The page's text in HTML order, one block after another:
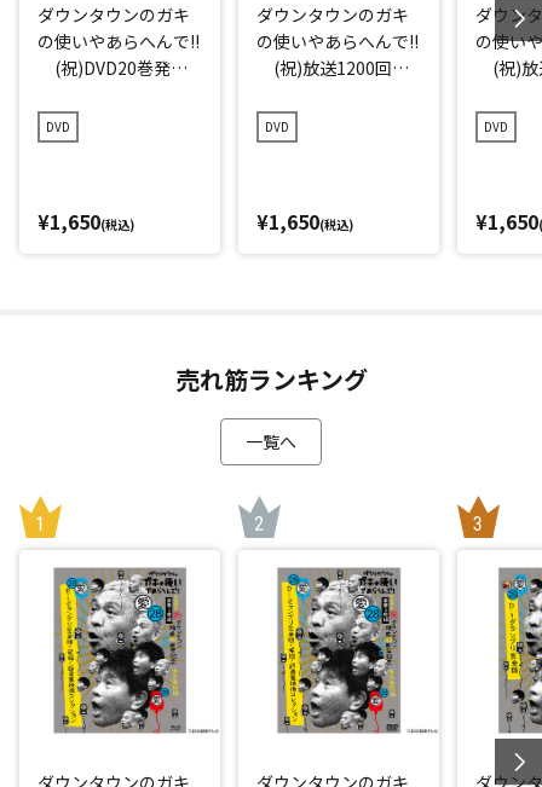
ダウンタウンのガキ
の使いやあらへんで!!
(祝)DVD20巻発売
(罰) 絶対に笑っ
てはいけない地球防
DVD
¥1,650(税込)
ダウンタウンのガキ
の使いやあらへんで!!
(祝)放送1200回突
存版(21) (罰) 絶対
に笑ってはいけない
DVD
¥1,650(税込)
ダウン
の使い
(祝)放
存版
に笑っ
DVD
¥1,650
売れ筋ランキング
一覧へ
ダウンタウンのガキ
ダウンタウンのガキ
ダウン